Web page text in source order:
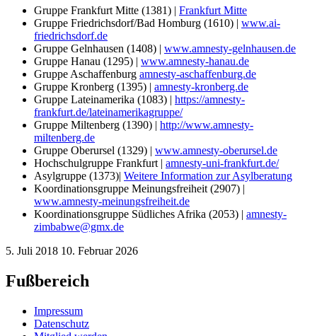
Gruppe Frankfurt Mitte (1381) | Frankfurt Mitte
Gruppe Friedrichsdorf/Bad Homburg (1610) | www.ai-
friedrichsdorf.de
Gruppe Gelnhausen (1408) | www.amnesty-gelnhausen.de
Gruppe Hanau (1295) | www.amnesty-hanau.de
Gruppe Aschaffenburg amnesty-aschaffenburg.de
Gruppe Kronberg (1395) | amnesty-kronberg.de
Gruppe Lateinamerika (1083) | https://amnesty-
frankfurt.de/lateinamerikagruppe/
Gruppe Miltenberg (1390) | http://www.amnesty-
miltenberg.de
Gruppe Oberursel (1329) | www.amnesty-oberursel.de
Hochschulgruppe Frankfurt | amnesty-uni-frankfurt.de/
Asylgruppe (1373)| Weitere Information zur Asylberatung
Koordinationsgruppe Meinungsfreiheit (2907) |
www.amnesty-meinungsfreiheit.de
Koordinationsgruppe Südliches Afrika (2053) | amnesty-
zimbabwe@gmx.de
5. Juli 2018 10. Februar 2026
Fußbereich
Impressum
Datenschutz